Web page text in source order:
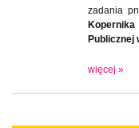
zadania pn.
Publicznej
więcej »